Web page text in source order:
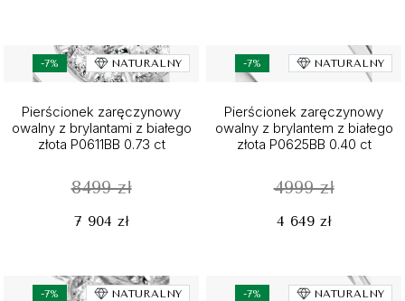
-7% NATURALNY
Pierścionek zaręczynowy
owalny z brylantami z białego
złota P0611BB 0.73 ct
8499 zł
7 904 zł
-7% NATURALNY
Pierścionek zaręczynowy
owalny z brylantem z białego
złota P0625BB 0.40 ct
4999 zł
4 649 zł
-7% NATURALNY -7% NATURALNY